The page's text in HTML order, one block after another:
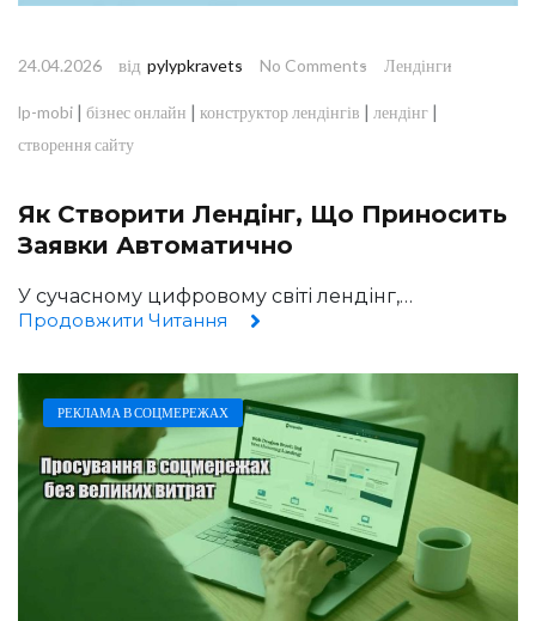
24.04.2026 від pylypkravets No Comments Лендінги
lp-mobi | бізнес онлайн | конструктор лендінгів | лендінг |
створення сайту
Як Створити Лендінг, Що Приносить
Заявки Автоматично
У сучасному цифровому світі лендінг,…
Продовжити Читання
РЕКЛАМА В СОЦМЕРЕЖАХ